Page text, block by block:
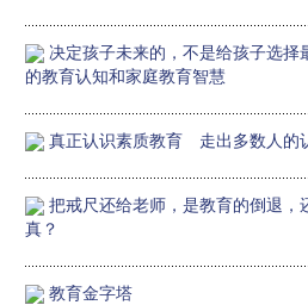
决定孩子未来的，不是给孩子选择
的教育认知和家庭教育智慧
真正认识素质教育 走出多数人的
把戒尺还给老师，是教育的倒退，
真？
教育金字塔